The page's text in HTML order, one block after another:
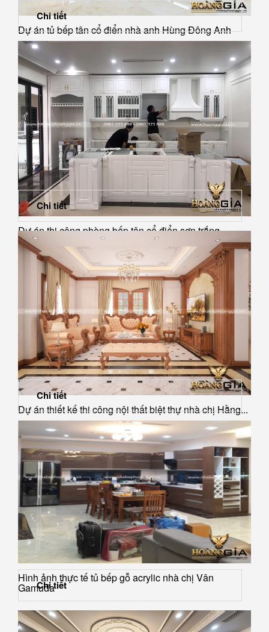
Dự án tủ bếp tân cổ điển nhà anh Hùng Đông Anh
Chi tiết
Dự án thi công phòng bếp tân cổ điển sơn trắng...
Chi tiết
Dự án thiết kế thi công nội thất biệt thự nhà chị Hằng...
Chi tiết
Hình ảnh thực tế tủ bếp gỗ acrylic nhà chị Vân
Gamuda
Chi tiết